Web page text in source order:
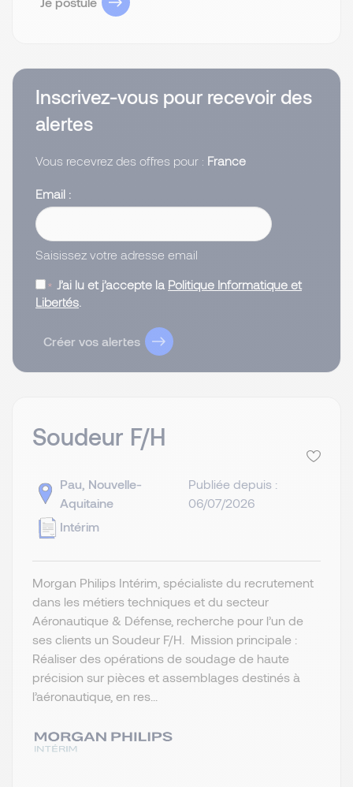
Inscrivez-vous pour recevoir des
alertes
Vous recevrez des offres pour : France
Email
Saisissez votre adresse email
J’ai lu et j’accepte la Politique Informatique et
Libertés.
Créer vos alertes
Soudeur F/H
Pau, Nouvelle-
Aquitaine
Intérim
Publiée depuis :
06/07/2026
Morgan Philips Intérim, spécialiste du recrutement
dans les métiers techniques et du secteur
Aéronautique & Défense, recherche pour l’un de
ses clients un Soudeur F/H. Mission principale :
Réaliser des opérations de soudage de haute
précision sur pièces et assemblages destinés à
l’aéronautique, en res...